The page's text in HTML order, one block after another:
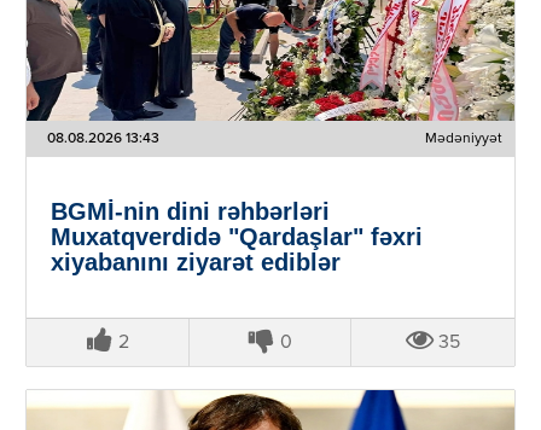
08.08.2026 13:43 Mədəniyyət
BGMİ-nin dini rəhbərləri
Muxatqverdidə "Qardaşlar" fəxri
xiyabanını ziyarət ediblər
2 0 35